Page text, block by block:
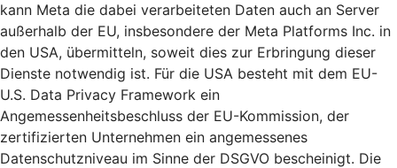
kann Meta die dabei verarbeiteten Daten auch an Server
außerhalb der EU, insbesondere der Meta Platforms Inc. in
den USA, übermitteln, soweit dies zur Erbringung dieser
Dienste notwendig ist. Für die USA besteht mit dem EU-
U.S. Data Privacy Framework ein
Angemessenheitsbeschluss der EU-Kommission, der
zertifizierten Unternehmen ein angemessenes
Datenschutzniveau im Sinne der DSGVO bescheinigt. Die